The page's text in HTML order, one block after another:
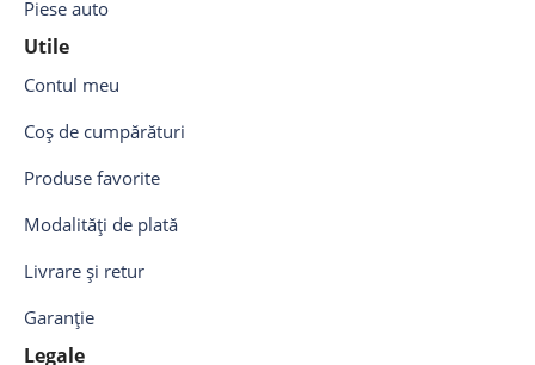
Piese auto
Utile
Contul meu
Coș de cumpărături
Produse favorite
Modalități de plată
Livrare și retur
Garanție
Legale